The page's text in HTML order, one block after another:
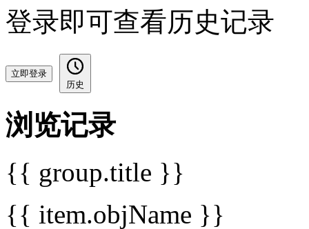
登录即可查看历史记录
立即登录
历史
浏览记录
{{ group.title }}
{{ item.objName }}